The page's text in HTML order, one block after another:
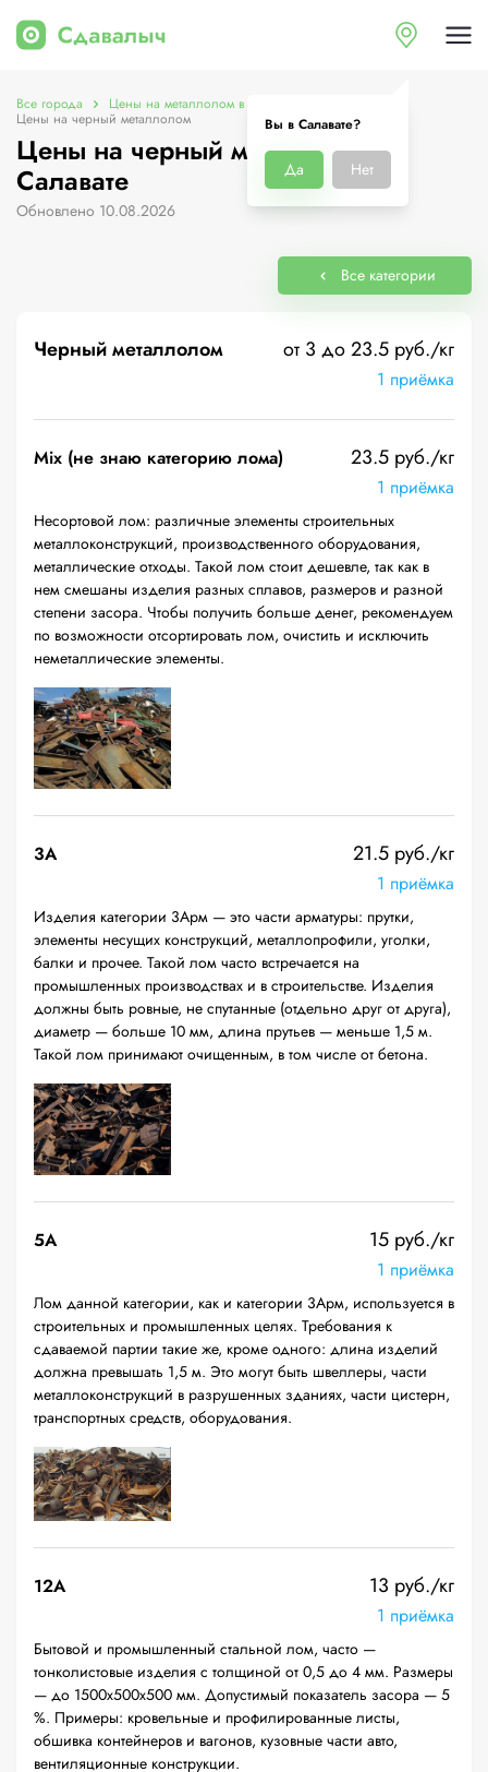
Вы в Салавате?
Да Нет
Все города Цены на металлолом в Салавате
Цены на черный металлолом
Цены на черный металлолом в
Салавате
Обновлено 10.08.2026
Все категории
Черный металлолом от 3 до 23.5 руб./кг
1 приёмка
Mix (не знаю категорию лома) 23.5 руб./кг
1 приёмка
Несортовой лом: различные элементы строительных
металлоконструкций, производственного оборудования,
металлические отходы. Такой лом стоит дешевле, так как в
нем смешаны изделия разных сплавов, размеров и разной
степени засора. Чтобы получить больше денег, рекомендуем
по возможности отсортировать лом, очистить и исключить
неметаллические элементы.
3А 21.5 руб./кг
1 приёмка
Изделия категории 3Арм — это части арматуры: прутки,
элементы несущих конструкций, металлопрофили, уголки,
балки и прочее. Такой лом часто встречается на
промышленных производствах и в строительстве. Изделия
должны быть ровные, не спутанные (отдельно друг от друга),
диаметр — больше 10 мм, длина прутьев — меньше 1,5 м.
Такой лом принимают очищенным, в том числе от бетона.
5А 15 руб./кг
1 приёмка
Лом данной категории, как и категории 3Арм, используется в
строительных и промышленных целях. Требования к
сдаваемой партии такие же, кроме одного: длина изделий
должна превышать 1,5 м. Это могут быть швеллеры, части
металлоконструкций в разрушенных зданиях, части цистерн,
транспортных средств, оборудования.
12A 13 руб./кг
1 приёмка
Бытовой и промышленный стальной лом, часто —
тонколистовые изделия с толщиной от 0,5 до 4 мм. Размеры
— до 1500х500х500 мм. Допустимый показатель засора — 5
%. Примеры: кровельные и профилированные листы,
обшивка контейнеров и вагонов, кузовные части авто,
вентиляционные конструкции.